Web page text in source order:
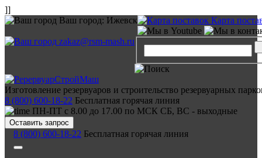
]]
Ваш город: Ижевск Карта
zakaz@rsm-mash.ru
Изготовление резервуаров и строительство резервуарных
8 (800) 600-18-22 Бесплатная горячая линия
ПН-ПТ с 8.00 до 17.00 по МСК СБ, ВС - выходные
Оставить запрос
8 (800) 600-18-22 Бесплатная горячая линия